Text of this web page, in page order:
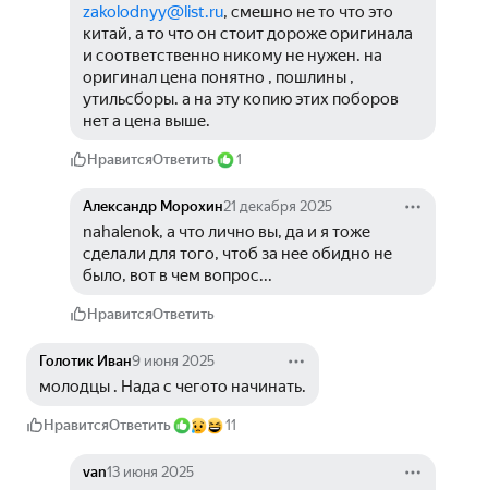
zakolodnyy@list.ru, смешно не то что это
китай, а то что он стоит дороже оригинала
и соответственно никому не нужен. на
оригинал цена понятно , пошлины ,
утильсборы. а на эту копию этих поборов
нет а цена выше.
НравитсяОтветить 1
Александр Морохин21 декабря 2025
nahalenok, а что лично вы, да и я тоже
сделали для того, чтоб за нее обидно не
было, вот в чем вопрос...
НравитсяОтветить
Голотик Иван9 июня 2025
молодцы . Нада с чегото начинать.
НравитсяОтветить 11
van13 июня 2025